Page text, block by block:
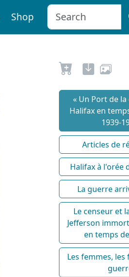
Shop
« Un Port de la
Halifax en
1939-
Articles de
Halifax à l'orée
La guerre
Le censeur et
Jefferson
en temps
Les femmes, les